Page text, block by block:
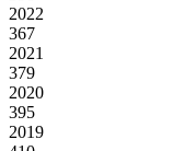
2022
367
2021
379
2020
395
2019